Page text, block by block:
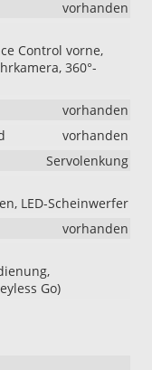
vorhanden
Control vorne,
360°-
vorhanden
vorhanden
Servolenkung
LED-Scheinwerfer
vorhanden
Go)